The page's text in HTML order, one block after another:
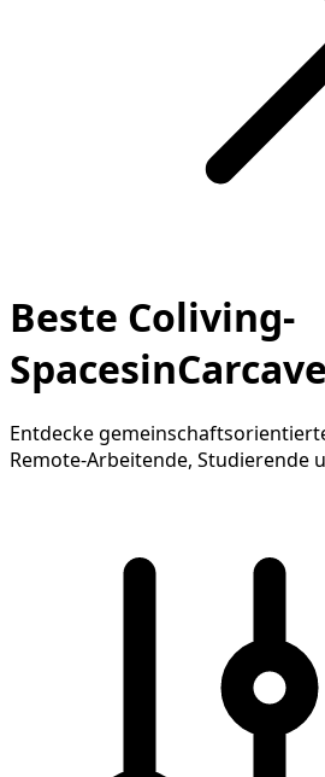
Beste Coliving-
Entdecke
Remote-Arbeitende, Studierende